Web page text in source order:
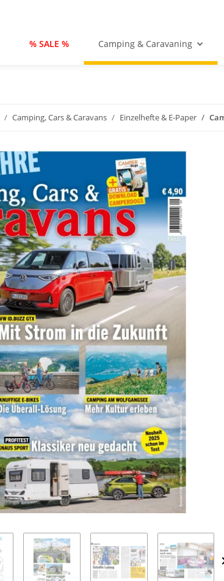
% SALE % Camping & Caravaning
Camping, Cars & Caravans Einzelhefte & E-Paper